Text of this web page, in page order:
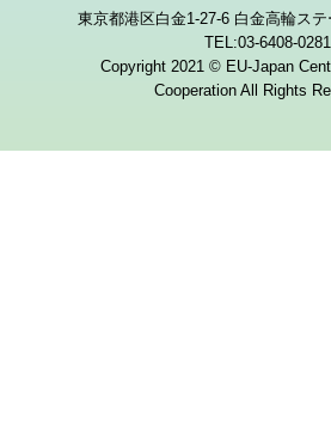
東京都港区白金1-27-6 白金高輪ス
TEL:03-6408-0281
Copyright 2021 © EU-Japan
Cooperation All Rights